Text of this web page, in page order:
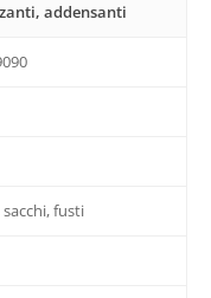
addensanti
fusti